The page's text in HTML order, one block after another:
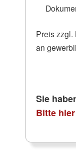
Preis zzgl.
an
Sie
Bitte